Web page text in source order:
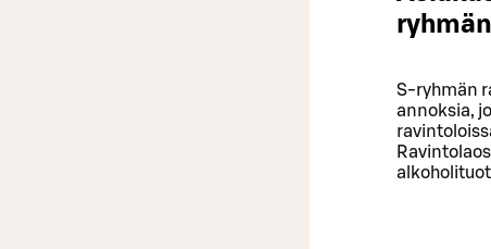
S-ryhmän
annoksia,